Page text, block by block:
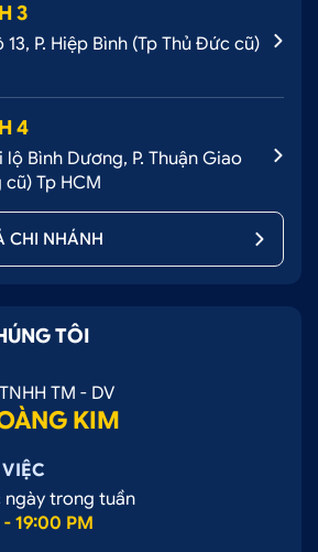
phẩm lỗi bong keo/keo không
vui lòng liên hệ đến Hotline 0707
viên hỗ trợ sớm nhất.
vui lòng quay video khi mở gói
quá trình giải quyết bảo hành
tiện hơn.
3
P. Hiệp Bình (Tp Thủ Đức cũ)
4
lộ Bình Dương, P. Thuận Giao
Tp HCM
CHI NHÁNH
TÔI
TM - DV
KIM
ngày trong tuần
19:00 PM